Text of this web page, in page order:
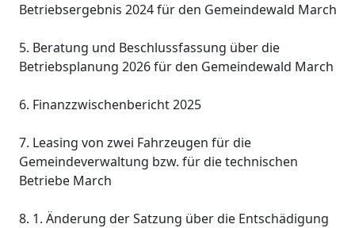
Betriebsergebnis 2024 für den Gemeindewald March
5. Beratung und Beschlussfassung über die
Betriebsplanung 2026 für den Gemeindewald March
6. Finanzzwischenbericht 2025
7. Leasing von zwei Fahrzeugen für die
Gemeindeverwaltung bzw. für die technischen
Betriebe March
8. 1. Änderung der Satzung über die Entschädigung